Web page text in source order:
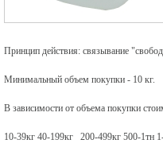
Принцип действия: связывание
Минимальный объем покупки - 10 кг.
В зависимости от объема покупки
10-39кг 40-199кг 200-499кг 500-1тн